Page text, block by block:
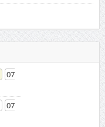
07
07